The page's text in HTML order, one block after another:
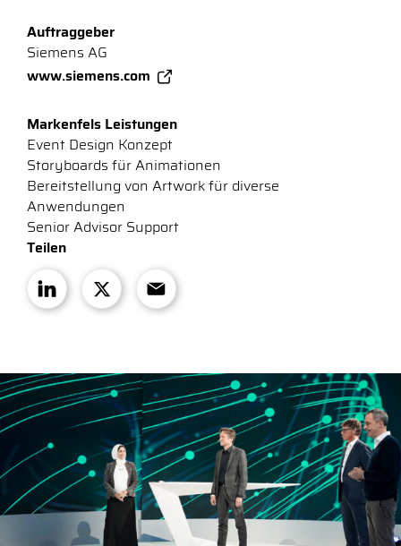
Auftraggeber
Siemens AG
www.siemens.com
Markenfels Leistungen
Event Design Konzept
Storyboards für Animationen
Bereitstellung von Artwork für diverse
Anwendungen
Senior Advisor Support
Teilen